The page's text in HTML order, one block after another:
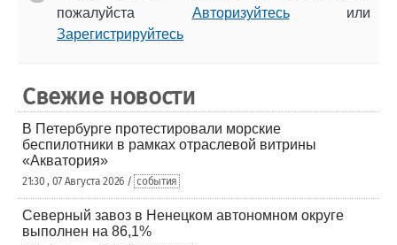
пожалуйста Авторизуйтесьили
Зарегистрируйтесь
Свежие новости
В Петербурге протестировали морские
беспилотники в рамках отраслевой витрины
«Акватория»
21:30 , 07 Августа 2026 / события
Северный завоз в Ненецком автономном округе
выполнен на 86,1%